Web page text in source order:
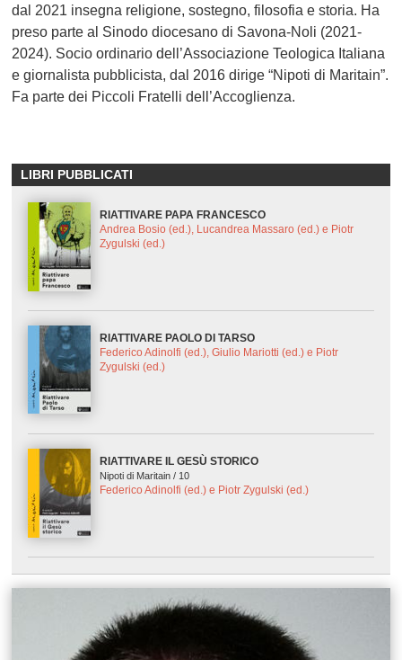
dal 2021 insegna religione, sostegno, filosofia e storia. Ha
preso parte al Sinodo diocesano di Savona-Noli (2021-
2024). Socio ordinario dell’Associazione Teologica Italiana
e giornalista pubblicista, dal 2016 dirige “Nipoti di Maritain”.
Fa parte dei Piccoli Fratelli dell’Accoglienza.
LIBRI PUBBLICATI
RIATTIVARE PAPA FRANCESCO
Andrea Bosio (ed.), Lucandrea Massaro (ed.) e Piotr
Zygulski (ed.)
RIATTIVARE PAOLO DI TARSO
Federico Adinolfi (ed.), Giulio Mariotti (ed.) e Piotr
Zygulski (ed.)
RIATTIVARE IL GESÙ STORICO
Nipoti di Maritain / 10
Federico Adinolfi (ed.) e Piotr Zygulski (ed.)